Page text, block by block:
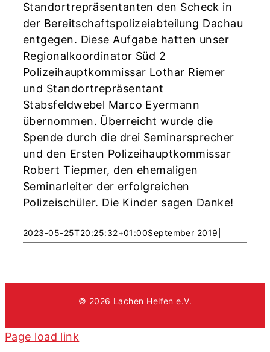
Standortrepräsentanten den Scheck in
der Bereitschaftspolizeiabteilung Dachau
entgegen. Diese Aufgabe hatten unser
Regionalkoordinator Süd 2
Polizeihauptkommissar Lothar Riemer
und Standortrepräsentant
Stabsfeldwebel Marco Eyermann
übernommen. Überreicht wurde die
Spende durch die drei Seminarsprecher
und den Ersten Polizeihauptkommissar
Robert Tiepmer, den ehemaligen
Seminarleiter der erfolgreichen
Polizeischüler. Die Kinder sagen Danke!
2023-05-25T20:25:32+01:00September 2019
© 2026 Lachen Helfen e.V.
Page load link